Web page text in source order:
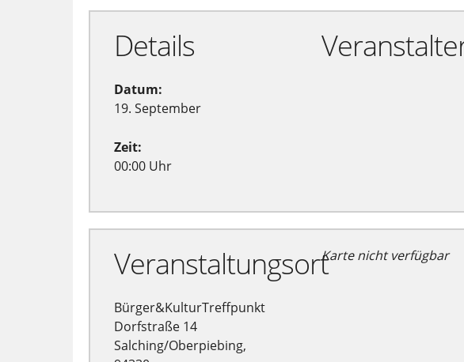
Details
Datum:
19. September
Zeit:
00:00 Uhr
Veranstaltungsort
Bürger&KulturTreffpunkt
Dorfstraße 14
Salching/Oberpiebing,
Karte nicht verfügbar